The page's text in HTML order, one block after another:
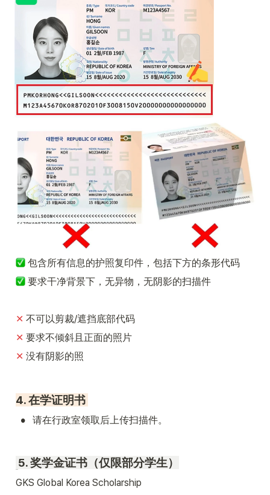
包含所有信息的护照复印件，包括下方的条形代码
要求干净背景下，无异物，无阴影的扫描件
✕ 不可以剪裁/遮挡底部代码
✕ 要求不倾斜且正面的照片
✕ 没有阴影的照
4. 在学证明书
• 请在行政室领取后上传扫描件。
5. 奖学金证书（仅限部分学生）
GKS Global Korea Scholarship